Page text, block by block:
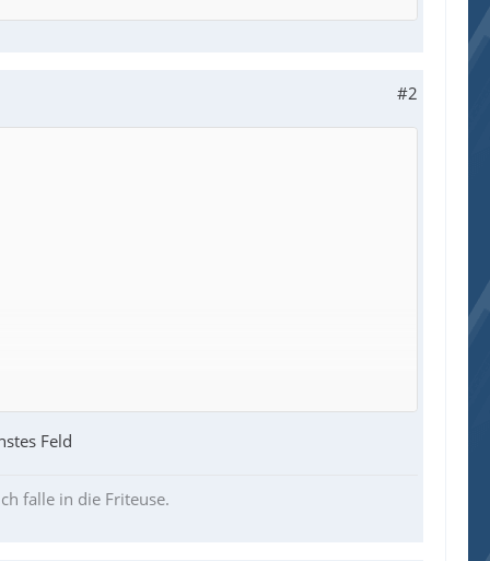
#2
Feld
falle in die Friteuse.